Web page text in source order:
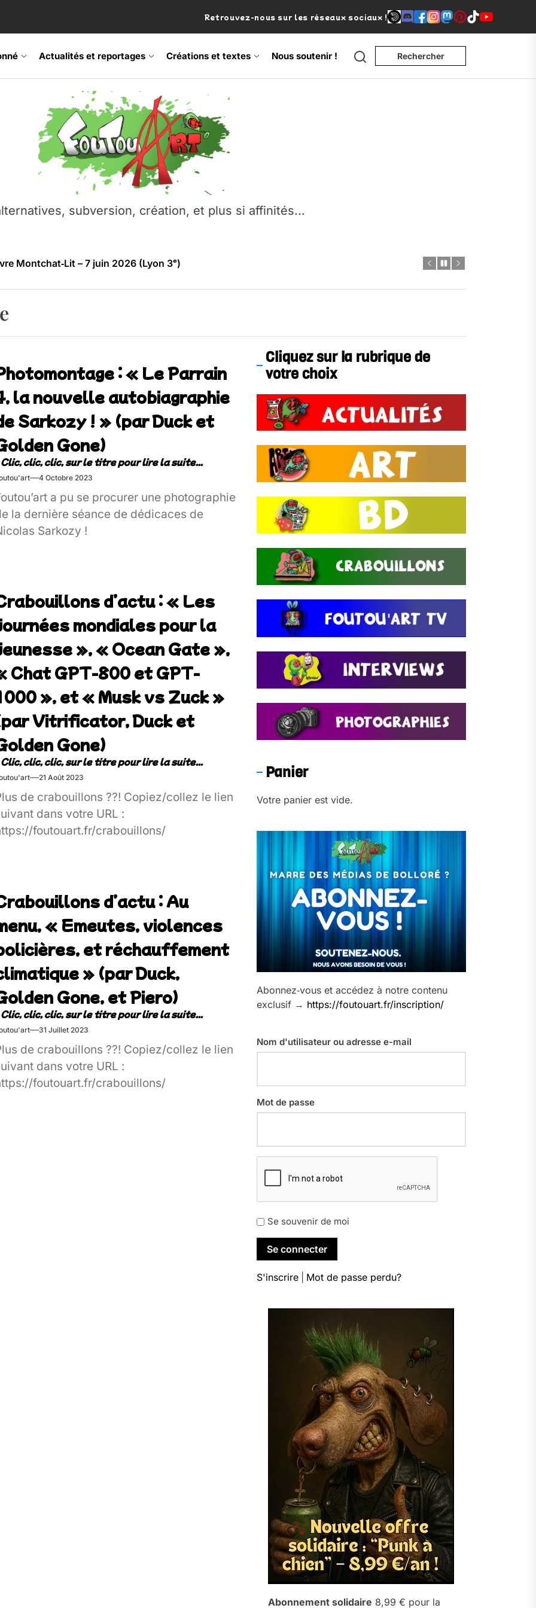
Retrouvez-nous sur les réseaux sociaux !
Actualités et reportages Créations et textes Nous soutenir ! Search Rechercher
subversion, création, et plus si affinités...
Fripon – vernissage 21 mai (Lyon)
Festival – Samedi 18 juillet (Vaulx-en-Velin)
– Ŝtono, un livre réalisé par Michaël Moretti & Pierre Lacôte
Montchat‑Lit – 7 juin 2026 (Lyon 3ᵉ)
Fripon – vernissage 21 mai (Lyon)
Festival – Samedi 18 juillet (Vaulx-en-Velin)
: « Le Parrain
la nouvelle autobiagraphie
Sarkozy ! » (par Duck et
Gone)
4 Octobre 2023
a pu se procurer une photographie
la dernière séance de dédicaces de
Sarkozy !
d’actu : « Les
mondiales pour la
», « Ocean Gate »,
Chat GPT-800 et GPT-
», et « Musk vs Zuck »
Vitrificator, Duck et
Gone)
21 Août 2023
de crabouillons ??! Copiez/collez le lien
dans votre URL :
foutouart.fr/crabouillons/
d’actu : Au
« Emeutes, violences
et réchauffement
» (par Duck,
Gone, et Piero)
31 Juillet 2023
de crabouillons ??! Copiez/collez le lien
dans votre URL :
foutouart.fr/crabouillons/
Cliquez sur la rubrique de
votre choix
Panier
Votre panier est vide.
Abonnez‑vous et accédez à notre contenu
exclusif → https://foutouart.fr/inscription/
Nom d'utilisateur ou adresse e-mail
Mot de passe
Se souvenir de moi
S'inscrire Mot de passe perdu?
Abonnement solidaire 8,99 € pour la